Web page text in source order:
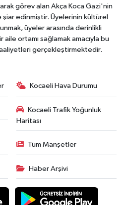
görev alan Akça Koca Gazi'nin
edinmiştir. Üyelerinin kültürel
üyeler arasında derinlikli
ortamı sağlamak amacıyla bu
gerçekleştirmektedir.
Kocaeli Hava Durumu
Kocaeli Trafik Yoğunluk
Haritası
Tüm Manşetler
Haber Arşivi